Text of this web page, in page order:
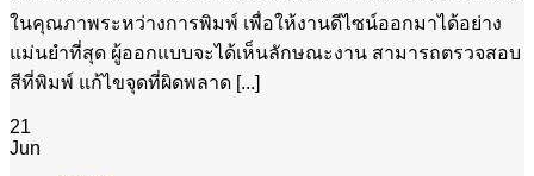
ในคุณภาพระหว่างการพิมพ์ เพื่อให้งานดีไซน์ออกมาได้อย่าง
แม่นยำที่สุด ผู้ออกแบบจะได้เห็นลักษณะงาน สามารถตรวจสอบ
สีที่พิมพ์ แก้ไขจุดที่ผิดพลาด [...]
21
Jun